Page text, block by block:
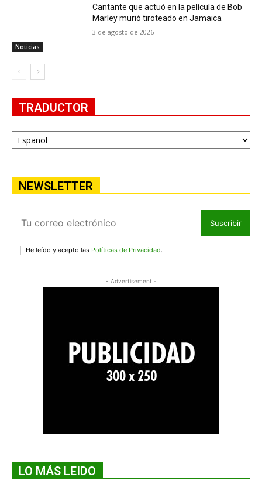
Noticias
Cantante que actuó en la película de Bob
Marley murió tiroteado en Jamaica
3 de agosto de 2026
TRADUCTOR
NEWSLETTER
Suscribir
He leído y acepto las Políticas de Privacidad.
- Advertisement -
LO MÁS LEIDO